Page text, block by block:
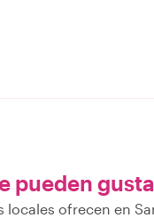
pueden
ofrecen en